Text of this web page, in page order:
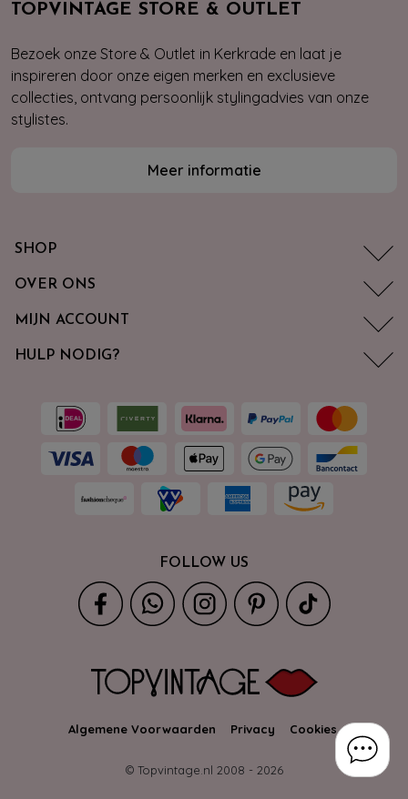
TOPVINTAGE STORE & OUTLET
Bezoek onze Store & Outlet in Kerkrade en laat je
inspireren door onze eigen merken en exclusieve
collecties, ontvang persoonlijk stylingadvies van onze
stylistes.
Meer informatie
SHOP
OVER ONS
MIJN ACCOUNT
HULP NODIG?
FOLLOW US
Algemene Voorwaarden Privacy Cookies
© Topvintage.nl 2008 - 2026